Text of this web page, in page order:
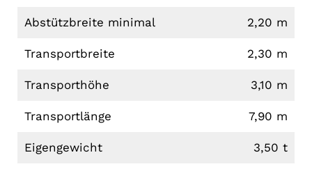
Abstützbreite minimal 2,20 m
Transportbreite 2,30 m
Transporthöhe 3,10 m
Transportlänge 7,90 m
Eigengewicht 3,50 t